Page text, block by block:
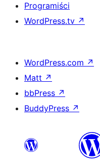
Programiści
WordPress.tv ↗
WordPress.com ↗
Matt ↗
bbPress ↗
BuddyPress ↗